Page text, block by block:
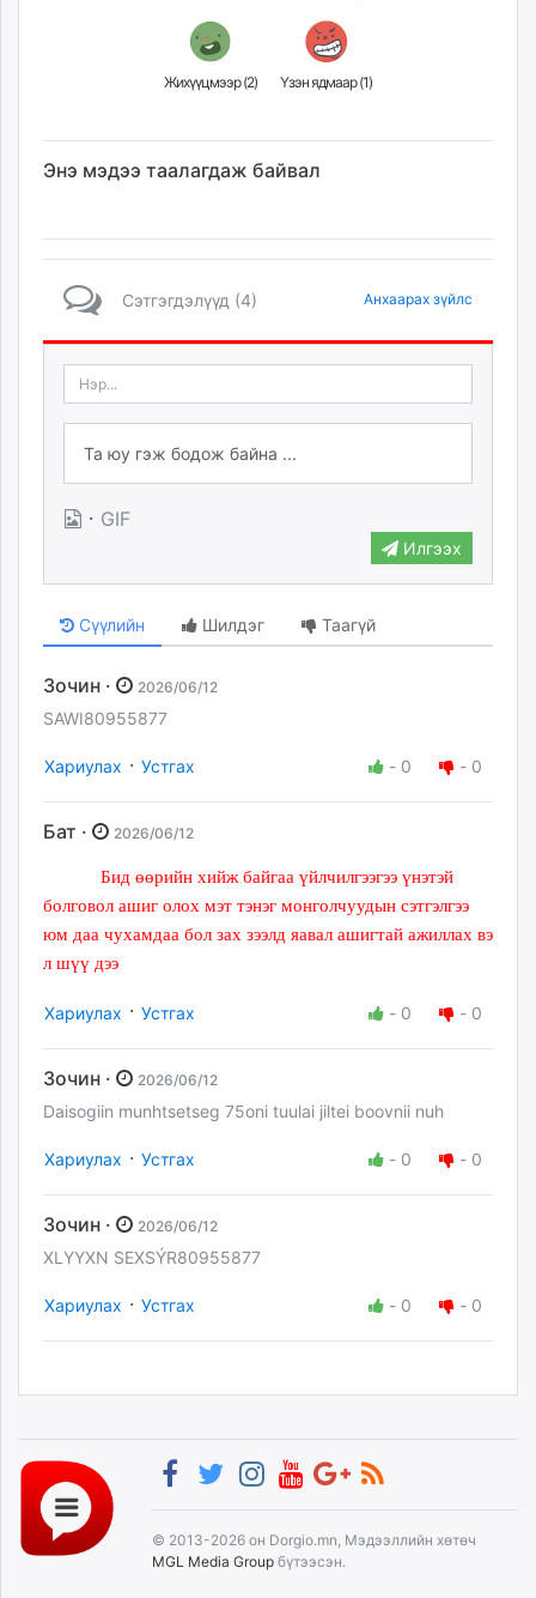
Жихүүцмээр (2) Үзэн ядмаар (1)
Энэ мэдээ таалагдаж байвал
Сэтгэгдэлүүд (4) Анхаарах зүйлс
· GIF
Илгээх
Сүүлийн Шилдэг Таагүй
Зочин · 2026/06/12
SAWI80955877
Хариулах · Устгах - 0 - 0
Бат · 2026/06/12
Бид өөрийн хийж байгаа үйлчилгээгээ үнэтэй
болговол ашиг олох мэт тэнэг монголчуудын сэтгэлгээ
юм даа чухамдаа бол зах зээлд яавал ашигтай ажиллах вэ
л шүү дээ
Хариулах · Устгах - 0 - 0
Зочин · 2026/06/12
Daisogiin munhtsetseg 75oni tuulai jiltei boovnii nuh
Хариулах · Устгах - 0 - 0
Зочин · 2026/06/12
XLYYXN SEXSÝR80955877
Хариулах · Устгах - 0 - 0
© 2013-2026 он Dorgio.mn, Мэдээллийн хөтөч
MGL Media Group бүтээсэн.